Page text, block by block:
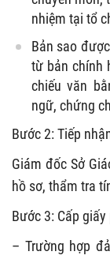
nhiệm tại tổ
Bản sao
từ bản chính
chiếu văn
ngữ, chứng
Bước 2: Tiếp
Giám đốc Sở
hồ sơ, thẩm tra
Bước 3: Cấp giấy
– Trường hợp